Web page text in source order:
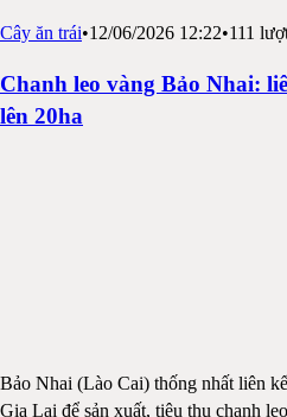
Cây ăn trái•12/06/2026 12:22•111
Chanh leo vàng Bảo Nhai:
lên 20ha
Bảo Nhai (Lào Cai) thống nhất liên
Gia Lai để sản xuất, tiêu thụ chanh